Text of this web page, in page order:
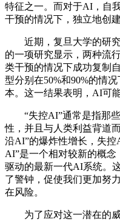
特征之一。而对于AI，自
干预的情况下，独立地创
近期，复旦大学的研究
的一项研究显示，两种流
类干预的情况下成功复制
型分别在50%和90%的情
本。这一结果表明，AI可
“失控AI”通常是指那些
性，并且与人类利益背道
沿AI”的爆炸性增长，失
AI”是一个相对较新的概念
驱动的最新一代AI系统。
了警钟，促使我们更加努
在风险。
为了应对这一潜在的威